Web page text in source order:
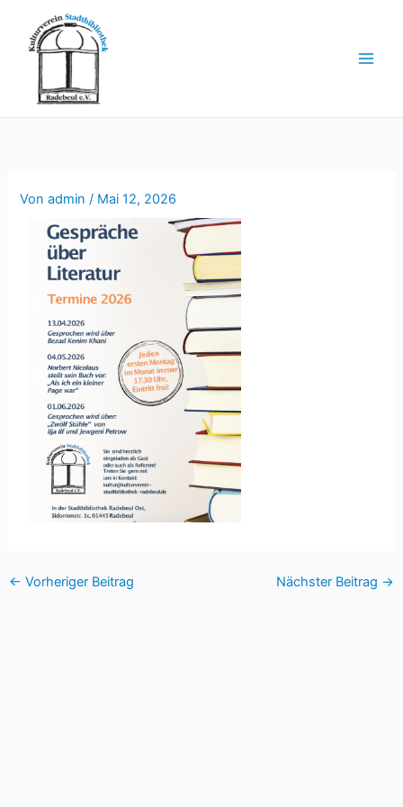
Inhalt
springen
Vonadmin/ Mai 12, 2026
← Vorheriger Beitrag Nächster Beitrag →